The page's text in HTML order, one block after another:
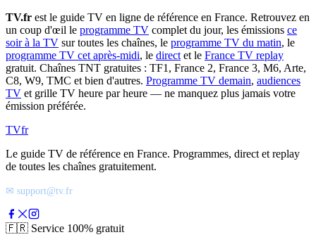
TV.fr est le guide TV en ligne de référence en France. Retrouvez en
un coup d'œil le programme TV complet du jour, les émissions ce
soir à la TV sur toutes les chaînes, le programme TV du matin, le
programme TV cet après-midi, le direct et le France TV replay
gratuit. Chaînes TNT gratuites : TF1, France 2, France 3, M6, Arte,
C8, W9, TMC et bien d'autres. Programme TV demain, audiences
TV et grille TV heure par heure — ne manquez plus jamais votre
émission préférée.
TVfr
Le guide TV de référence en France. Programmes, direct et replay
de toutes les chaînes gratuitement.
✉ support@tv.fr
🇫🇷 Service 100% gratuit